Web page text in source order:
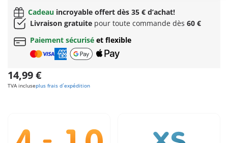
Cadeau incroyable offert dès 35 € d’achat!
Livraison gratuite pour toute commande dès 60 €
Paiement sécurisé et flexible
14,99 €
TVA incluseplus frais d´expédition